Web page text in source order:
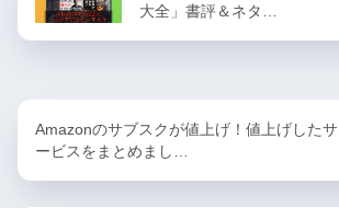
大全」書評＆ネタ…
Amazonのサブスクが値上げ！値上げしたサ
ービスをまとめまし…